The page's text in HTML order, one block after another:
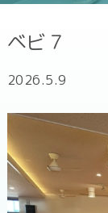
ベビ７
2026.5.9